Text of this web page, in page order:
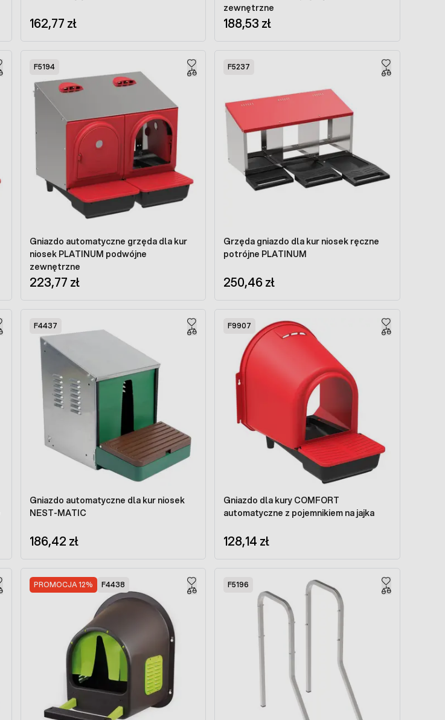
162,77 zł
zewnętrzne
188,53 zł
F5194
Gniazdo automatyczne grzęda dla kur
niosek PLATINUM podwójne
zewnętrzne
223,77 zł
F5237
Grzęda gniazdo dla kur niosek ręczne
potrójne PLATINUM
250,46 zł
F4437
Gniazdo automatyczne dla kur niosek
NEST-MATIC
186,42 zł
F9907
Gniazdo dla kury COMFORT
automatyczne z pojemnikiem na jajka
128,14 zł
PROMOCJA 12% F4438 F5196